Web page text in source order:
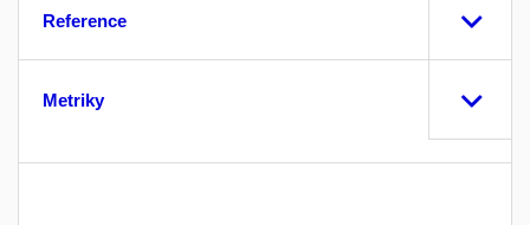
Reference
Metriky